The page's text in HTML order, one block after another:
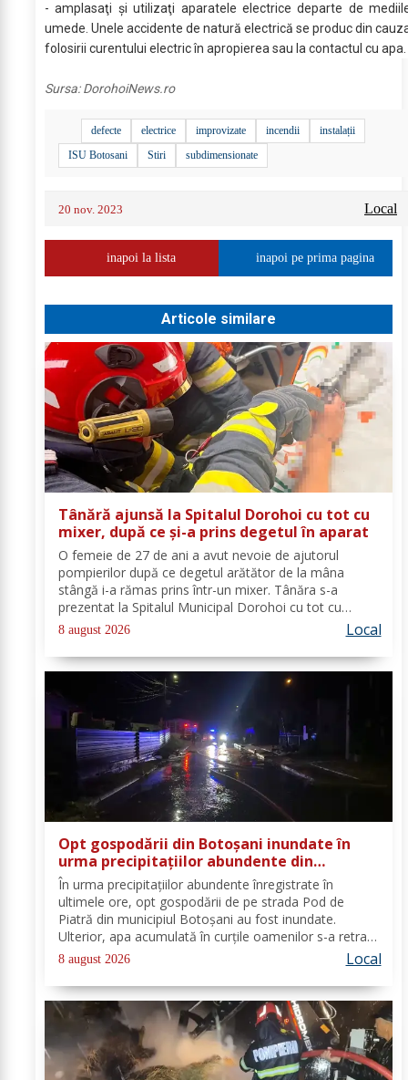
- amplasaţi şi utilizaţi aparatele electrice departe de
umede. Unele accidente de natură electrică se produc din
folosirii curentului electric în apropierea sau la contactul cu apa.
Sursa:DorohoiNews.ro
defecte electrice improvizate incendii
instalații
ISU Botosani
Stiri subdimensionate
20 nov. 2023 Local
inapoi la lista inapoi pe prima pagina
Articole similare
Tânără ajunsă la Spitalul Dorohoi cu tot cu
mixer, după ce și-a prins degetul în aparat
O femeie de 27 de ani a avut nevoie de ajutorul
pompierilor după ce degetul arătător de la mâna
stângă i-a rămas prins într-un mixer. Tânăra s-a
prezentat la Spitalul Municipal Dorohoi cu tot cu
aparatul electrocasnic, iar medicii au solicitat
intervenția salvatorilor. Pompierii din cadrul...
8 august 2026 Local
Opt gospodării din Botoșani inundate în
urma precipitațiilor abundente din
ultimele ore
În urma precipitațiilor abundente înregistrate în
ultimele ore, opt gospodării de pe strada Pod de
Piatră din municipiul Botoșani au fost inundate.
Ulterior, apa acumulată în curțile oamenilor s-a retras
pe carosabil. Pentru evacuarea apei, pompierii militari
din cadrul Detașamentului Botoșani au...
8 august 2026 Local